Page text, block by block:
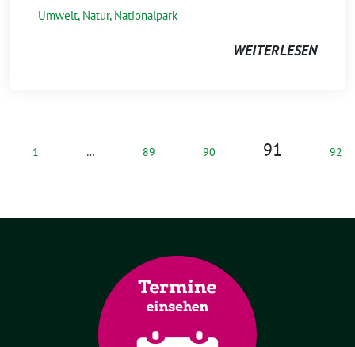
Umwelt, Natur, Nationalpark
WEITERLESEN
1 … 89 90 91 92